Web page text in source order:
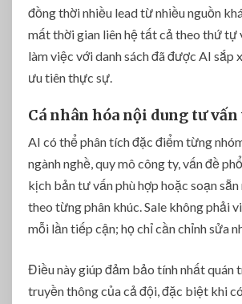
đồng thời nhiều lead từ nhiều nguồn
mất thời gian liên hệ tất cả theo thứ tự
làm việc với danh sách đã được AI sắp
ưu tiên thực sự.
Cá nhân hóa nội dung tư
AI có thể phân tích đặc điểm từng
ngành nghề, quy mô công ty, vấn đề
kịch bản tư vấn phù hợp hoặc soạn
theo từng phân khúc. Sale không phải
mỗi lần tiếp cận; họ chỉ cần chỉnh sửa
Điều này giúp đảm bảo tính nhất quán
truyền thông của cả đội, đặc biệt khi